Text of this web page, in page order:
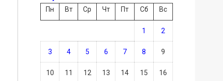
Пн
Вт Ср Чт Пт Сб Вс
1 2
3 4 5 6 7 8 9
10 11 12 13 14 15 16